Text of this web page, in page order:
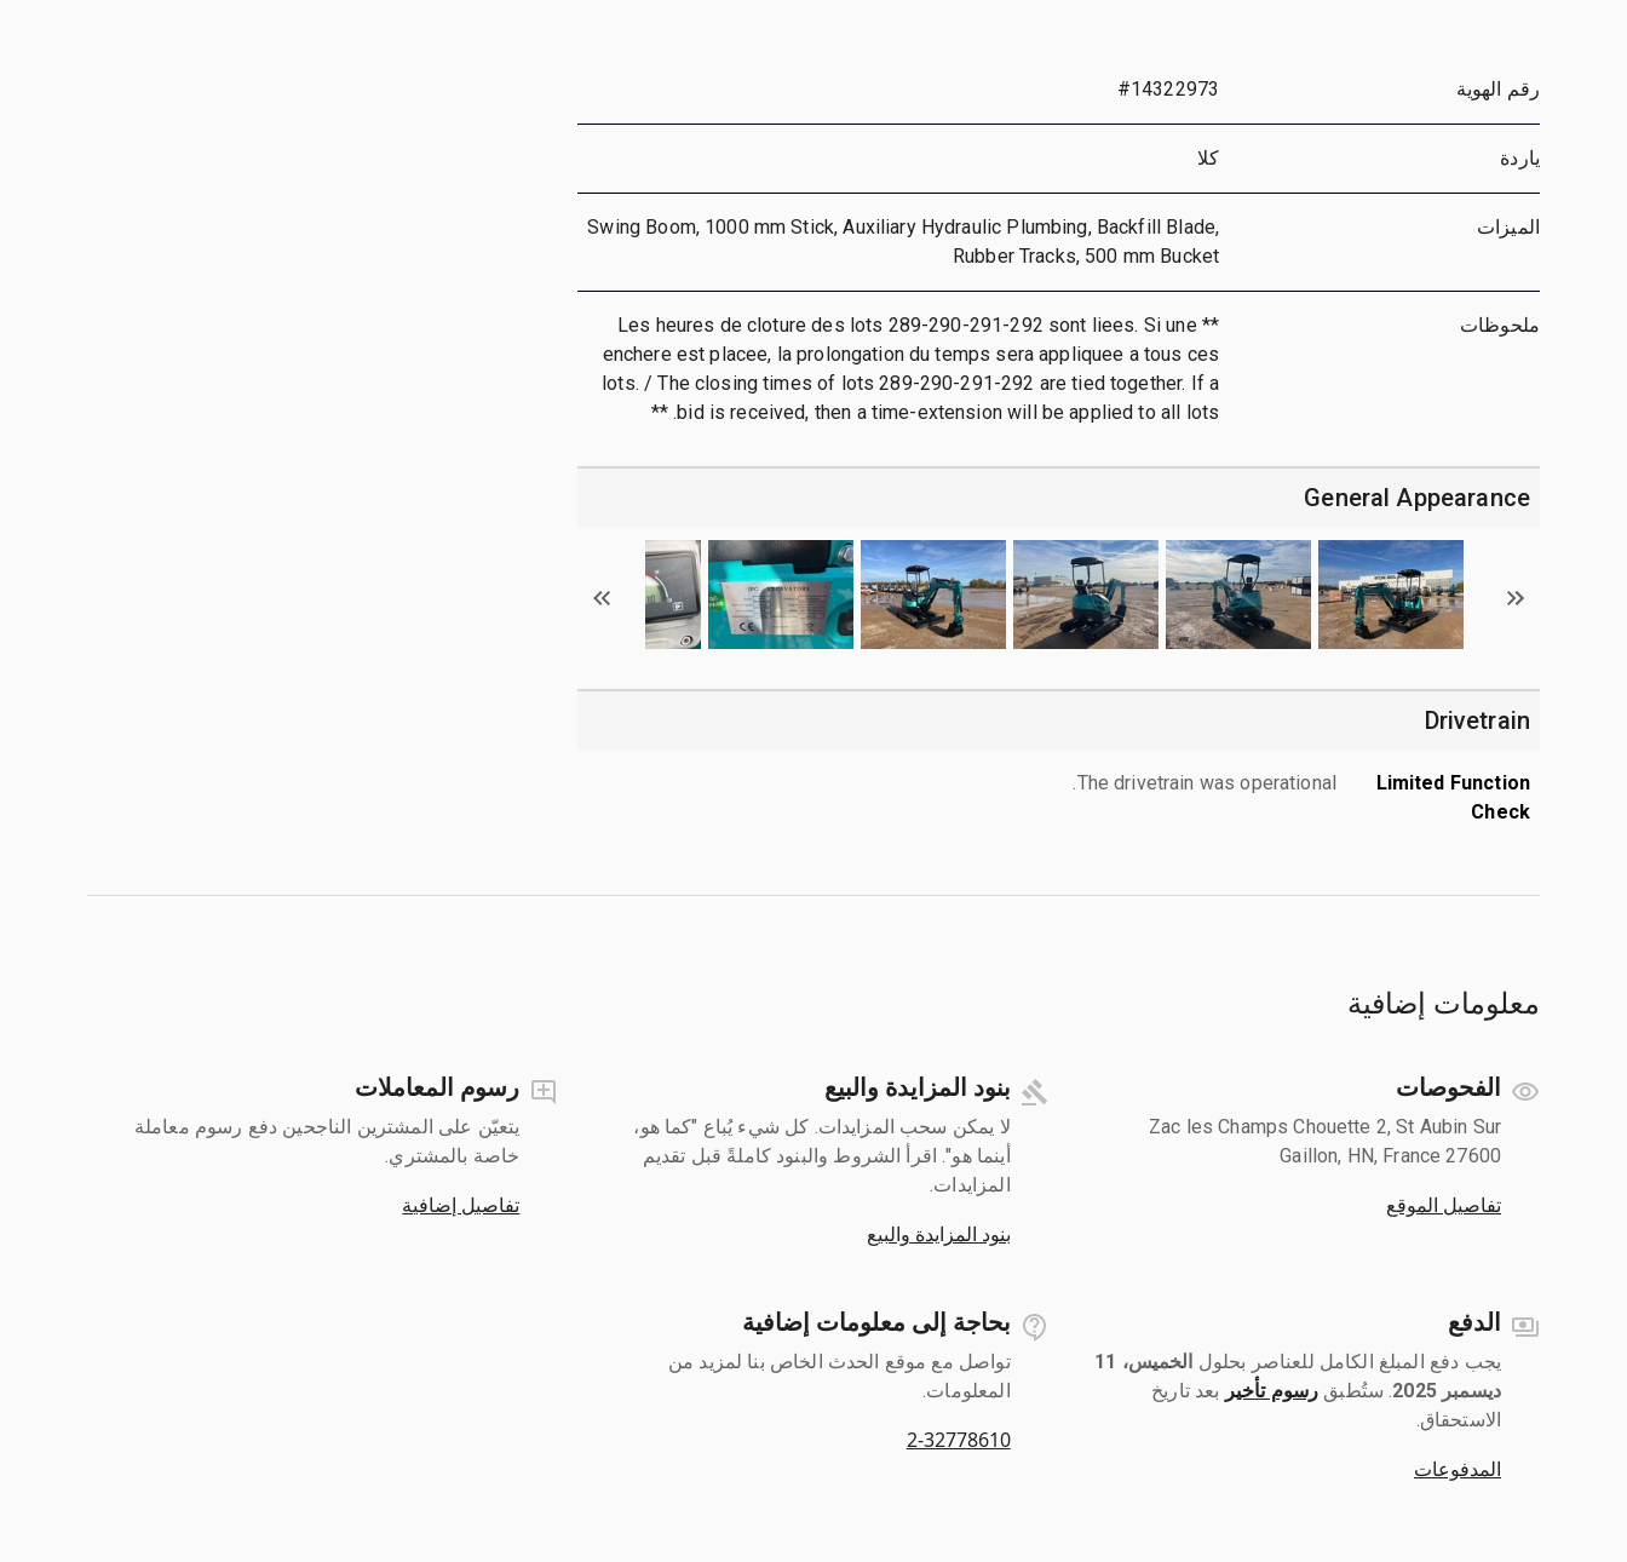
رقم الهوية #14322973
ياردة كلا
الميزات
Swing Boom, 1000 mm Stick, Auxiliary Hydraulic Plumbing, Backfill Blade,
Rubber Tracks, 500 mm Bucket
ملحوظات
** Les heures de cloture des lots 289-290-291-292 sont liees. Si une
enchere est placee, la prolongation du temps sera appliquee a tous ces
lots. / The closing times of lots 289-290-291-292 are tied together. If a
bid is received, then a time-extension will be applied to all lots. **
General Appearance
Drivetrain
Limited Function
Check
The drivetrain was operational.
معلومات إضافية
الفحوصات
Zac les Champs Chouette 2, St Aubin Sur
Gaillon, HN, France 27600
تفاصيل الموقع
بنود المزايدة والبيع
لا يمكن سحب المزايدات. كل شيء يُباع "كما هو،
أينما هو". اقرأ الشروط والبنود كاملةً قبل تقديم
المزايدات.
بنود المزايدة والبيع
رسوم المعاملات
يتعيّن على المشترين الناجحين دفع رسوم معاملة
خاصة بالمشتري.
تفاصيل إضافية
الدفع
يجب دفع المبلغ الكامل للعناصر بحلول ‎
الخميس، 11
ديسمبر 2025
‎. ستُطبق رسوم تأخير بعد تاريخ
الاستحقاق.
المدفوعات
بحاجة إلى معلومات إضافية
تواصل مع موقع الحدث الخاص بنا لمزيد من
المعلومات.
2-32778610